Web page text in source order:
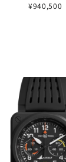
¥940,500